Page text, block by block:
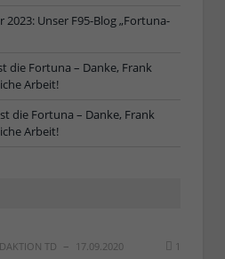
2023: Unser F95-Blog „Fortuna-
die Fortuna – Danke, Frank
Arbeit!
die Fortuna – Danke, Frank
Arbeit!
TD 17.09.2020 1